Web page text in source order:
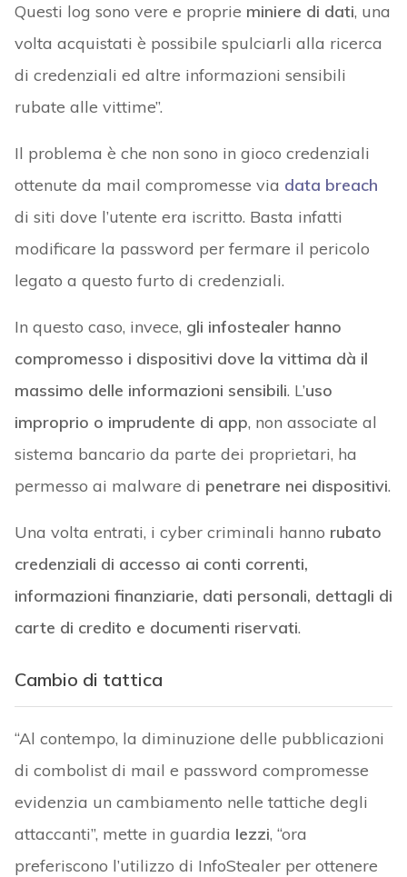
Questi log sono vere e proprie miniere di dati, una
volta acquistati è possibile spulciarli alla ricerca
di credenziali ed altre informazioni sensibili
rubate alle vittime”.
Il problema è che non sono in gioco credenziali
ottenute da mail compromesse via data breach
di siti dove l’utente era iscritto. Basta infatti
modificare la password per fermare il pericolo
legato a questo furto di credenziali.
In questo caso, invece, gli infostealer hanno
compromesso i dispositivi dove la vittima dà il
massimo delle informazioni sensibili. L’uso
improprio o imprudente di app, non associate al
sistema bancario da parte dei proprietari, ha
permesso ai malware di penetrare nei dispositivi.
Una volta entrati, i cyber criminali hanno rubato
credenziali di accesso ai conti correnti,
informazioni finanziarie, dati personali, dettagli di
carte di credito e documenti riservati.
Cambio di tattica
“Al contempo, la diminuzione delle pubblicazioni
di combolist di mail e password compromesse
evidenzia un cambiamento nelle tattiche degli
attaccanti”, mette in guardia Iezzi, “ora
preferiscono l’utilizzo di InfoStealer per ottenere